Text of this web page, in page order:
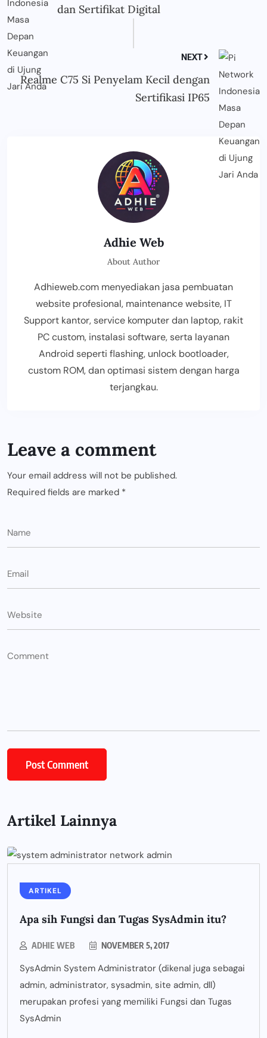
dan Sertifikat Digital
NEXT
Realme C75 Si Penyelam Kecil dengan
Sertifikasi IP65
Adhie Web
About Author
Adhieweb.com menyediakan jasa pembuatan
website profesional, maintenance website, IT
Support kantor, service komputer dan laptop, rakit
PC custom, instalasi software, serta layanan
Android seperti flashing, unlock bootloader,
custom ROM, dan optimasi sistem dengan harga
terjangkau.
Leave a comment
Your email address will not be published.
Required fields are marked *
Artikel Lainnya
ARTIKEL
Apa sih Fungsi dan Tugas SysAdmin itu?
ADHIE WEB NOVEMBER 5, 2017
SysAdmin System Administrator (dikenal juga sebagai
admin, administrator, sysadmin, site admin, dll)
merupakan profesi yang memiliki Fungsi dan Tugas
SysAdmin